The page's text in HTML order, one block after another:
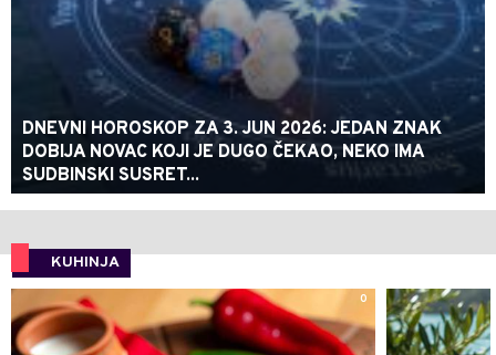
DNEVNI HOROSKOP ZA 3. JUN 2026: JEDAN ZNAK
DOBIJA NOVAC KOJI JE DUGO ČEKAO, NEKO IMA
SUDBINSKI SUSRET...
KUHINJA
0